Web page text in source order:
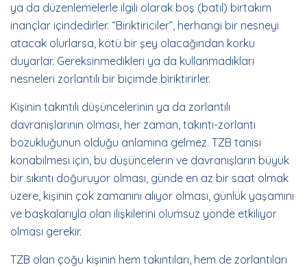
ya da düzenlemelerle ilgili olarak boş (batıl) birtakım
inançlar içindedirler. “Biriktiriciler”, herhangi bir nesneyi
atacak olurlarsa, kötü bir şey olacağından korku
duyarlar. Gereksinmedikleri ya da kullanmadıkları
nesneleri zorlantılı bir biçimde biriktirirler.
Kişinin takıntılı düşüncelerinin ya da zorlantılı
davranışlarının olması, her zaman, takıntı-zorlantı
bozukluğunun olduğu anlamına gelmez. TZB tanısı
konabilmesi için, bu düşüncelerin ve davranışların büyük
bir sıkıntı doğuruyor olması, günde en az bir saat olmak
üzere, kişinin çok zamanını alıyor olması, günlük yaşamını
ve başkalarıyla olan ilişkilerini olumsuz yönde etkiliyor
olması gerekir.
TZB olan çoğu kişinin hem takıntıları, hem de zorlantıları